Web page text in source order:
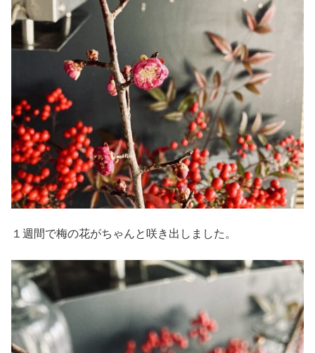
１週間で梅の花がちゃんと咲き出しました。